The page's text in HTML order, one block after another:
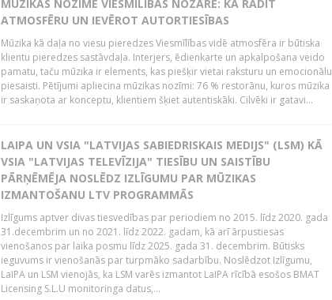
MŪZIKAS NOZĪME VIESMĪLĪBAS NOZARĒ: KĀ RADĪT
ATMOSFĒRU UN IEVĒROT AUTORTIESĪBAS
Mūzika kā daļa no viesu pieredzes Viesmīlības vidē atmosfēra ir būtiska
klientu pieredzes sastāvdaļa. Interjers, ēdienkarte un apkalpošana veido
pamatu, taču mūzika ir elements, kas piešķir vietai raksturu un emocionālu
piesaisti. Pētījumi apliecina mūzikas nozīmi: 76 % restorānu, kuros mūzika
ir saskaņota ar konceptu, klientiem šķiet autentiskāki. Cilvēki ir gatavi...
LAIPA UN VSIA "LATVIJAS SABIEDRISKAIS MEDIJS" (LSM) KĀ
VSIA "LATVIJAS TELEVĪZIJA" TIESĪBU UN SAISTĪBU
PĀRŅĒMĒJA NOSLĒDZ IZLĪGUMU PAR MŪZIKAS
IZMANTOŠANU LTV PROGRAMMĀS
Izlīgums aptver divas tiesvedības par periodiem no 2015. līdz 2020. gada
31.decembrim un no 2021. līdz 2022. gadam, kā arī ārpustiesas
vienošanos par laika posmu līdz 2025. gada 31. decembrim. Būtisks
ieguvums ir vienošanās par turpmāko sadarbību. Noslēdzot Izlīgumu,
LaIPA un LSM vienojās, ka LSM varēs izmantot LaIPA rīcībā esošos BMAT
Licensing S.L.U monitoringa datus,...